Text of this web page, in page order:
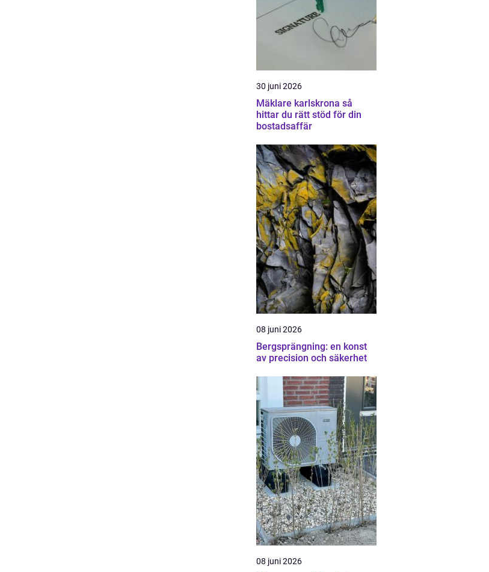
30 juni 2026
Mäklare karlskrona så
hittar du rätt stöd för din
bostadsaffär
08 juni 2026
Bergsprängning: en konst
av precision och säkerhet
08 juni 2026